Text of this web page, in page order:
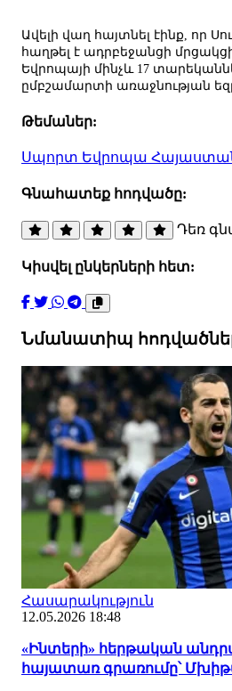
Ավելի վաղ հայտնել էինք, որ
հաղթել է ադրբեջանցի
Եվրոպայի մինչև 17
ըմբշամարտի առաջնության
Թեմաներ:
Սպորտ Եվրոպա
Գնահատեք հոդվածը:
Դեռ
Կիսվել ընկերների հետ:
Նմանատիպ
Հասարակություն
12.05.2026 18:48
«Ինտերի» հերթական
հայատառ գրառումը՝